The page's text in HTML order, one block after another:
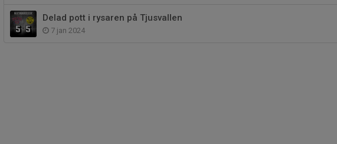
Delad pott i rysaren på Tjusvallen
7 jan 2024